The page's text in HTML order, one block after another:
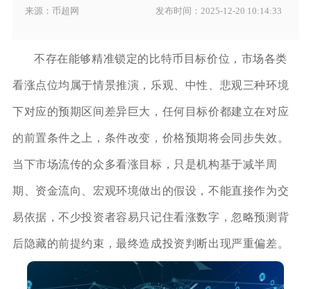
来源：币超网 发布时间：2025-12-20 10:14:33
不存在能够精准锁定的比特币目标价位，市场各类
看涨点位均属于情景推演，乐观、中性、悲观三种环境
下对应的预期区间差异巨大，任何目标价都建立在对应
的前置条件之上，条件改变，价格预期将会同步失效。
当下市场流传的众多看涨目标，只是机构基于减半周
期、资金流向、宏观环境做出的假设，不能直接作为交
易依据，不少投资者容易只记住看涨数字，忽略预测背
后隐藏的前提约束，最终造成投资判断出现严重偏差。